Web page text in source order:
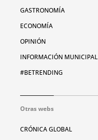
GASTRONOMÍA
ECONOMÍA
OPINIÓN
INFORMACIÓN MUNICIPAL
#BETRENDING
Otras webs
CRÓNICA GLOBAL